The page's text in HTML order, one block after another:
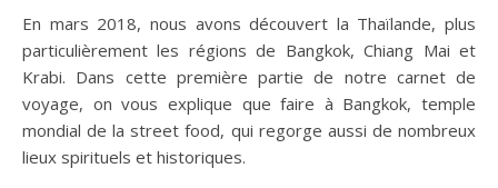
En mars 2018, nous avons découvert la Thaïlande, plus
particulièrement les régions de Bangkok, Chiang Mai et
Krabi. Dans cette première partie de notre carnet de
voyage, on vous explique que faire à Bangkok, temple
mondial de la street food, qui regorge aussi de nombreux
lieux spirituels et historiques.